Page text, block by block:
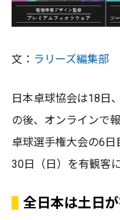
文： ラリーズ編集部
日本卓球協会は18日
の後、オンラインで
卓球選手権大会の6
30日（日）を有観客
全日本は土日